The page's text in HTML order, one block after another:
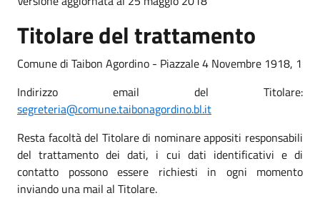
Titolare del trattamento
Comune di Taibon Agordino - Piazzale 4 Novembre 1918, 1
Indirizzo email del Titolare:
segreteria@comune.taibonagordino.bl.it
Resta facoltà del Titolare di nominare appositi responsabili
del trattamento dei dati, i cui dati identificativi e di
contatto possono essere richiesti in ogni momento
inviando una mail al Titolare.